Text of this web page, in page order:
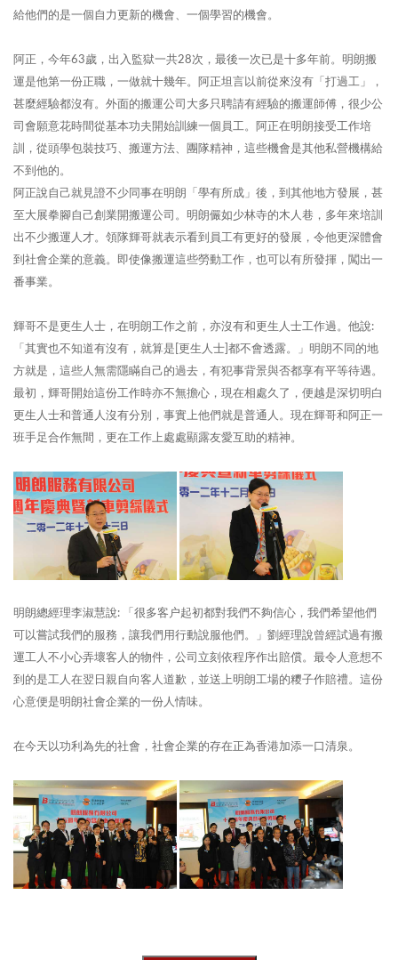
給他們的是一個自力更新的機會、一個學習的機會。
阿正，今年63歲，出入監獄一共28次，最後一次已是十多年前。明朗搬
運是他第一份正職，一做就十幾年。阿正坦言以前從來沒有「打過工」，
甚麼經驗都沒有。外面的搬運公司大多只聘請有經驗的搬運師傅，很少公
司會願意花時間從基本功夫開始訓練一個員工。阿正在明朗接受工作培
訓，從頭學包裝技巧、搬運方法、團隊精神，這些機會是其他私營機構給
不到他的。
阿正說自己就見證不少同事在明朗「學有所成」後，到其他地方發展，甚
至大展拳腳自己創業開搬運公司。明朗儼如少林寺的木人巷，多年來培訓
出不少搬運人才。領隊輝哥就表示看到員工有更好的發展，令他更深體會
到社會企業的意義。即使像搬運這些勞動工作，也可以有所發揮，闖出一
番事業。
輝哥不是更生人士，在明朗工作之前，亦沒有和更生人士工作過。他說:
「其實也不知道有沒有，就算是[更生人士]都不會透露。」明朗不同的地
方就是，這些人無需隱瞞自己的過去，有犯事背景與否都享有平等待遇。
最初，輝哥開始這份工作時亦不無擔心，現在相處久了，便越是深切明白
更生人士和普通人沒有分別，事實上他們就是普通人。現在輝哥和阿正一
班手足合作無間，更在工作上處處顯露友愛互助的精神。
明朗總經理李淑慧說: 「很多客户起初都對我們不夠信心，我們希望他們
可以嘗試我們的服務，讓我們用行動說服他們。」劉經理說曾經試過有搬
運工人不小心弄壞客人的物件，公司立刻依程序作出賠償。最令人意想不
到的是工人在翌日親自向客人道歉，並送上明朗工場的糭子作賠禮。這份
心意便是明朗社會企業的一份人情味。
在今天以功利為先的社會，社會企業的存在正為香港加添一口清泉。